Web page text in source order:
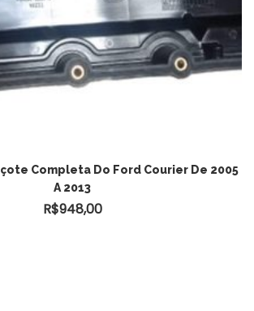
ADICIONAR AO CARRINHO
Completa Do Ford Courier De 2005
A 2013
R$948,00